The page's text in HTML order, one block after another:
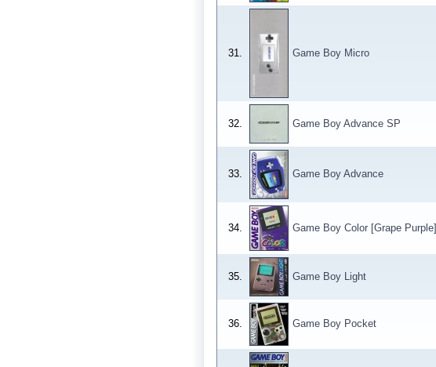
31. Game Boy Micro
32. Game Boy Advance SP
33. Game Boy Advance
34. Game Boy Color [Grape Purple]
35. Game Boy Light
36. Game Boy Pocket